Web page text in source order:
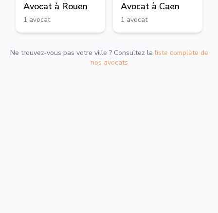
Avocat à Rouen
1 avocat
Avocat à Caen
1 avocat
Ne trouvez-vous pas votre ville ? Consultez la liste complète de
nos avocats